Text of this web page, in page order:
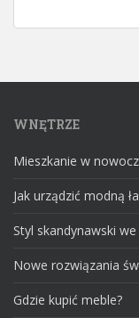
WNĘTRZE
Mieszkanie w
Jak urządzić modną
Styl skandynawski
Nowe rozwiązania
Gdzie kupić meble?